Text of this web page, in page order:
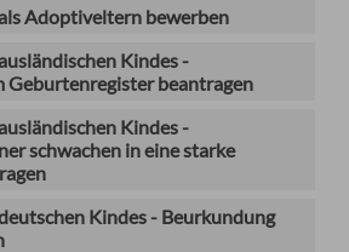
Adoptiveltern bewerben
Kindes -
Geburtenregister beantragen
Kindes -
schwachen in eine starke
Kindes - Beurkundung